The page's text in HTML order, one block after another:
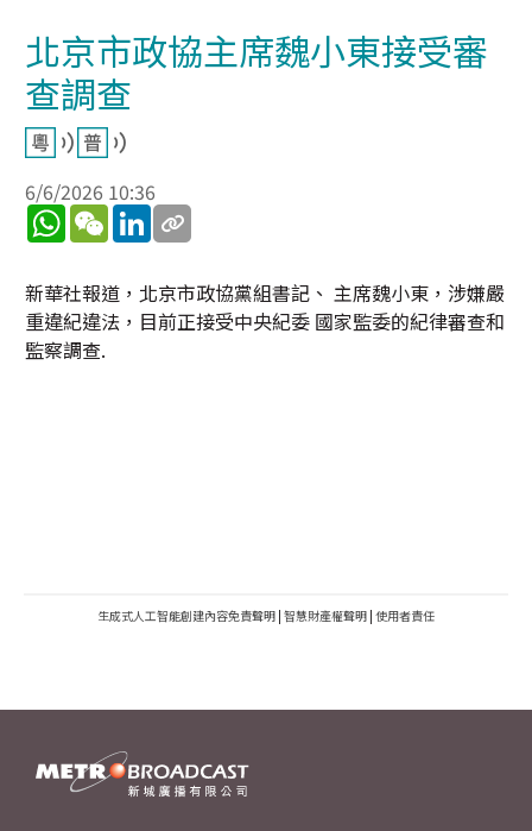
北京市政協主席魏小東接受審
查調查
6/6/2026 10:36
WhatsApp
WeChatLinkedIn
新華社報道，北京市政協黨組書記、 主席魏小東，涉嫌嚴
重違紀違法，目前正接受中央紀委 國家監委的紀律審查和
監察調查.
生成式人工智能創建內容免責聲明 | 智慧財產權聲明 | 使用者責任